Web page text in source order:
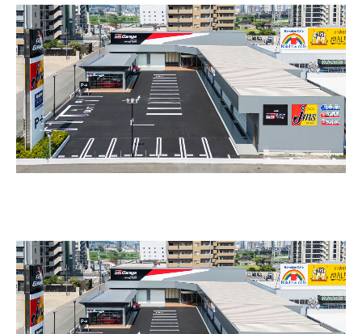
Zero Energy Building
採用情報
お問合せ
ニュース